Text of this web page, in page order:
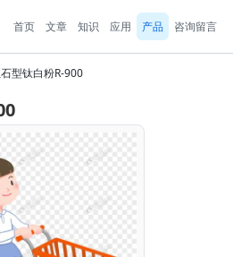
首页 文章 知识 应用 产品 咨询留言
型钛白粉R-900